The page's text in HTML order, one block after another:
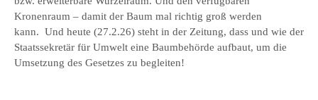
Kronenraum – damit der Baum mal richtig groß werden
kann. Und heute (27.2.26) steht in der Zeitung, dass und wie der
Staatssekretär für Umwelt eine Baumbehörde aufbaut, um die
Umsetzung des Gesetzes zu begleiten!